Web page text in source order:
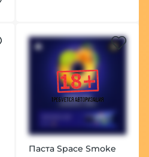
Паста Space Smoke